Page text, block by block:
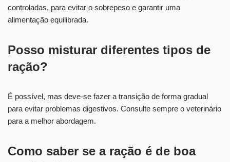
controladas, para evitar o sobrepeso e garantir uma
alimentação equilibrada.
Posso misturar diferentes tipos de
ração?
É possível, mas deve-se fazer a transição de forma gradual
para evitar problemas digestivos. Consulte sempre o veterinário
para a melhor abordagem.
Como saber se a ração é de boa